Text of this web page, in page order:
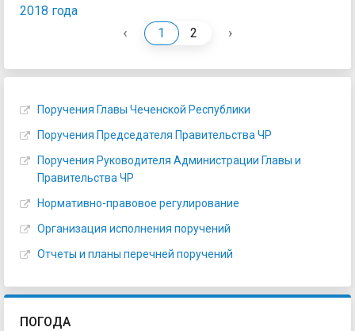
2018 года
‹ 1 2 ›
Поручения Главы Чеченской Республики
Поручения Председателя Правительства ЧР
Поручения Руководителя Администрации Главы и
Правительства ЧР
Нормативно-правовое регулирование
Организация исполнения поручений
Отчеты и планы перечней поручений
ПОГОДА